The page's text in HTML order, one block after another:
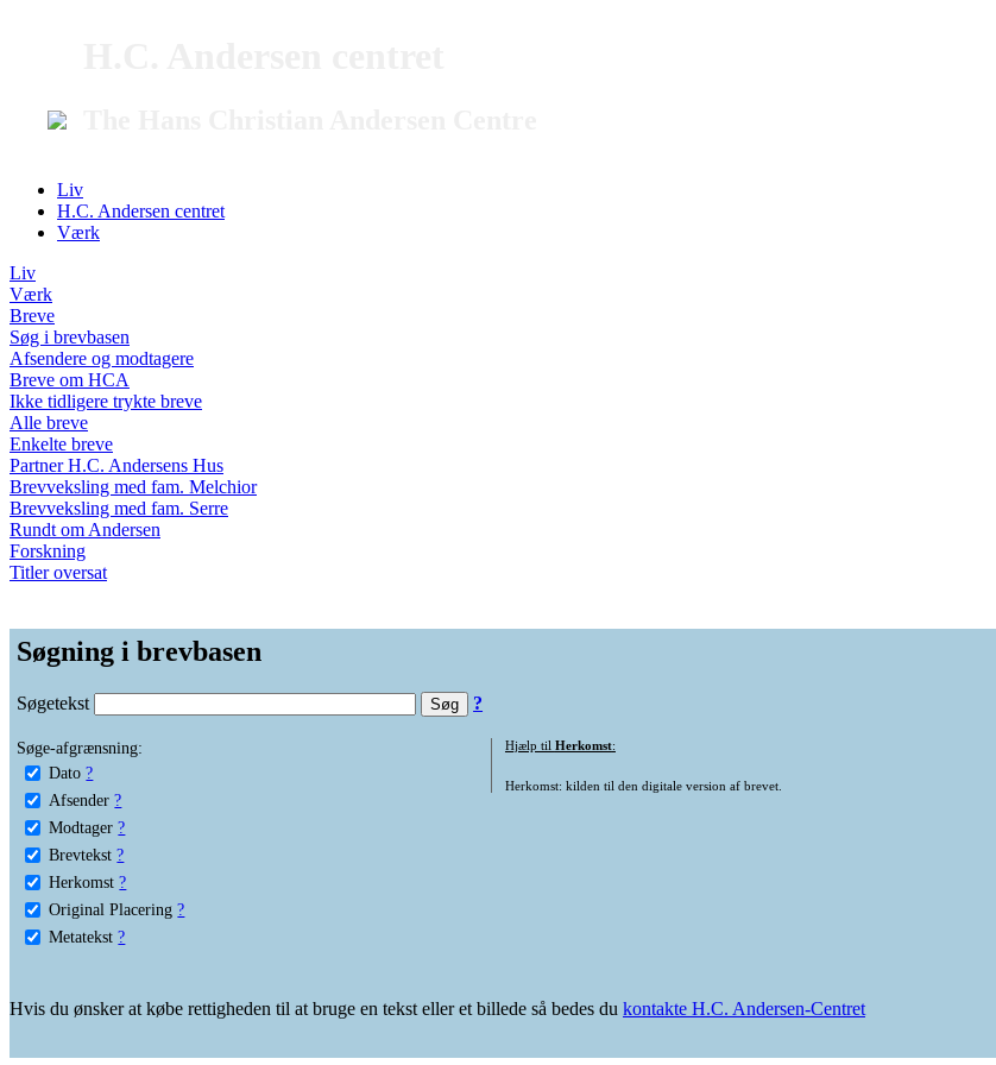
Liv
H.C. Andersen centret
Værk
Liv
Værk
Breve
Søg i brevbasen
Afsendere og modtagere
Breve om HCA
Ikke tidligere trykte breve
Alle breve
Enkelte breve
Partner H.C. Andersens Hus
Brevveksling med fam. Melchior
Brevveksling med fam. Serre
Rundt om Andersen
Forskning
Titler oversat
Søgning i brevbasen
Søgetekst ?
Søge-afgrænsning:
Dato ?
Afsender ?
Modtager ?
Brevtekst ?
Herkomst ?
Original Placering ?
Metatekst ?
Hjælp til Herkomst:
Herkomst: kilden til den digitale version af brevet.
Hvis du ønsker at købe rettigheden til at bruge en tekst eller et billede så bedes du kontakte H.C. Andersen-Centret